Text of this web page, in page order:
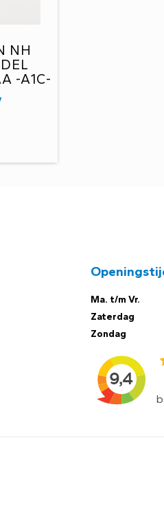
NH
-A1C-
Ma. t/m Vr.
Zaterdag
Zondag